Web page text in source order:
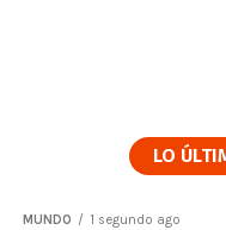
LO
MUNDO 1 segundo ago